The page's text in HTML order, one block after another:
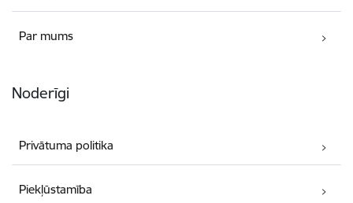
Par mums
Noderīgi
Privātuma politika
Piekļūstamība